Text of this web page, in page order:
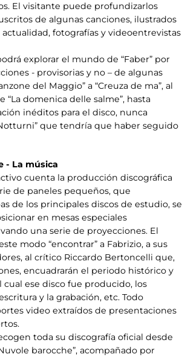
El visitante puede profundizarlos
de algunas canciones, ilustrados
fotografías y videoentrevistas
explorar el mundo de “Faber” por
- provisorias y no – de algunas
del Maggio” a “Creuza de ma”, al
“La domenica delle salme”, hasta
inéditos para el disco, nunca
que tendría que haber seguido
- La música
cuenta la producción discográfica
de paneles pequeños, que
de los principales discos de estudio, se
en mesas especiales
una serie de proyecciones. El
modo “encontrar” a Fabrizio, a sus
al crítico Riccardo Bertoncelli que,
encuadrarán el periodo histórico y
cual ese disco fue producido, los
y la grabación, etc. Todo
video extraídos de presentaciones
toda su discografía oficial desde
barocche”, acompañado por